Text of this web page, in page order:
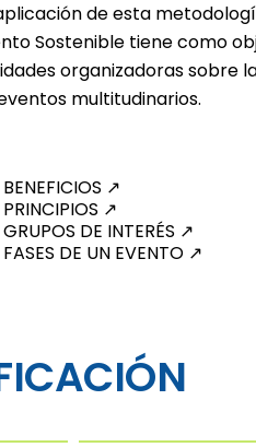
de esta
Sostenible tiene como
organizadoras sobre
multitudinarios.
BENEFICIOS ↗
PRINCIPIOS ↗
GRUPOS DE INTERÉS ↗
FASES DE UN EVENTO ↗